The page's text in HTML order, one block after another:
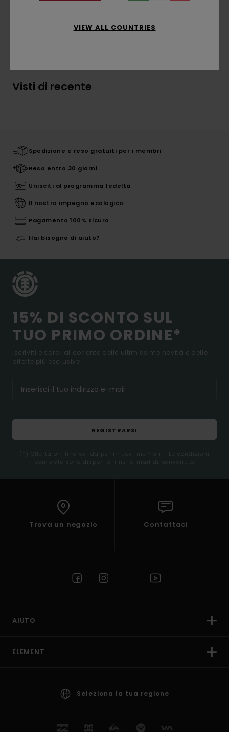
Composizione[Tessuto principale] 100% cotone
Visti di recente
Spedizione e reso gratuiti per i membri
Reso entro 30 giorni
Unisciti al programma fedeltà
Il nostro impegno ecologico
Pagamento 100% sicuro
Hai bisogno di aiuto?
15% DI SCONTO SUL
TUO PRIMO ORDINE*
Iscriviti e sarai al corrente delle ultimissime novità e delle
offerte più esclusive.
REGISTRARSI
(*) Offerta on-line valida per i nuovi membri - Le condizioni
complete sono disponibili nella mail di benvenuto
Trova un negozio Contattaci
AIUTO
ELEMENT
Seleziona la tua regione
VIEW ALL COUNTRIES